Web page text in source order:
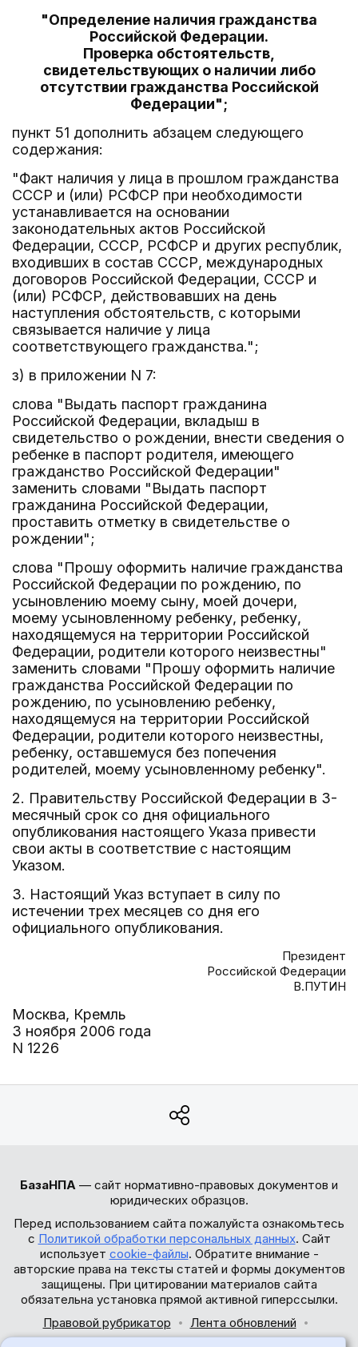
"Определение наличия гражданства
Российской Федерации.
Проверка обстоятельств,
свидетельствующих о наличии либо
отсутствии гражданства Российской
Федерации";
пункт 51 дополнить абзацем следующего
содержания:
"Факт наличия у лица в прошлом гражданства
СССР и (или) РСФСР при необходимости
устанавливается на основании
законодательных актов Российской
Федерации, СССР, РСФСР и других республик,
входивших в состав СССР, международных
договоров Российской Федерации, СССР и
(или) РСФСР, действовавших на день
наступления обстоятельств, с которыми
связывается наличие у лица
соответствующего гражданства.";
з) в приложении N 7:
слова "Выдать паспорт гражданина
Российской Федерации, вкладыш в
свидетельство о рождении, внести сведения о
ребенке в паспорт родителя, имеющего
гражданство Российской Федерации"
заменить словами "Выдать паспорт
гражданина Российской Федерации,
проставить отметку в свидетельстве о
рождении";
слова "Прошу оформить наличие гражданства
Российской Федерации по рождению, по
усыновлению моему сыну, моей дочери,
моему усыновленному ребенку, ребенку,
находящемуся на территории Российской
Федерации, родители которого неизвестны"
заменить словами "Прошу оформить наличие
гражданства Российской Федерации по
рождению, по усыновлению ребенку,
находящемуся на территории Российской
Федерации, родители которого неизвестны,
ребенку, оставшемуся без попечения
родителей, моему усыновленному ребенку".
2. Правительству Российской Федерации в 3-
месячный срок со дня официального
опубликования настоящего Указа привести
свои акты в соответствие с настоящим
Указом.
3. Настоящий Указ вступает в силу по
истечении трех месяцев со дня его
официального опубликования.
Президент
Российской Федерации
В.ПУТИН
Москва, Кремль
3 ноября 2006 года
N 1226
БазаНПА — сайт нормативно-правовых документов и
юридических образцов.
Перед использованием сайта пожалуйста ознакомьтесь
с Политикой обработки персональных данных. Сайт
использует cookie-файлы. Обратите внимание -
авторские права на тексты статей и формы документов
защищены. При цитировании материалов сайта
обязательна установка прямой активной гиперссылки.
Правовой рубрикатор
Лента обновлений